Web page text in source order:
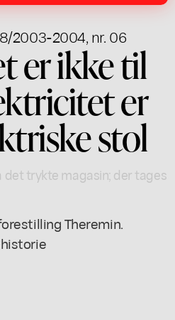
2003-2004, nr. 06
er ikke til
er
stol
det trykte magasin; der tages
Theremin.